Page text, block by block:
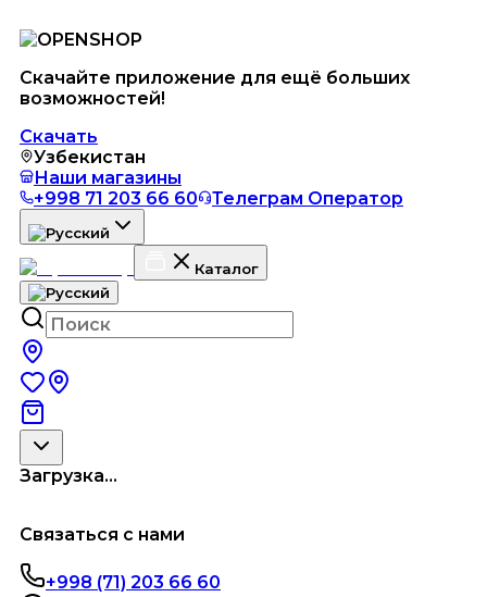
Скачайте приложение для ещё больших
возможностей!
Скачать
Узбекистан
Наши магазины
+998 71 203 66 60
Телеграм Оператор
Каталог
Загрузка...
Связаться с нами
+998 (71) 203 66 60